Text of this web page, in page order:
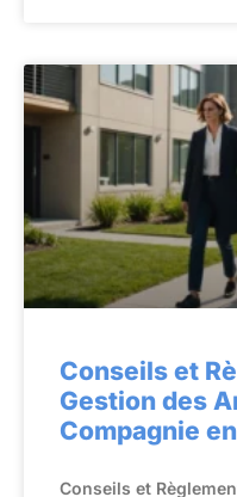
Conseils et
Gestion des
Compagnie
Conseils et